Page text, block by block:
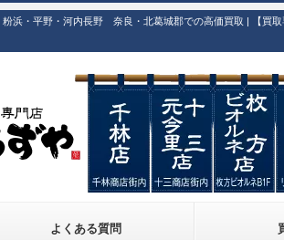
浜・平野・河内長野 奈良・北葛城郡での高価買取 | 【買取
よくある質問